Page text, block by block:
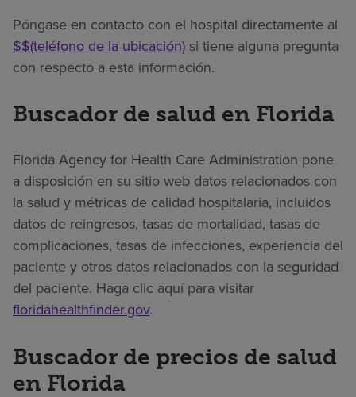
Póngase en contacto con el hospital directamente al
$$(teléfono de la ubicación) si tiene alguna pregunta
con respecto a esta información.
Buscador de salud en Florida
Florida Agency for Health Care Administration pone
a disposición en su sitio web datos relacionados con
la salud y métricas de calidad hospitalaria, incluidos
datos de reingresos, tasas de mortalidad, tasas de
complicaciones, tasas de infecciones, experiencia del
paciente y otros datos relacionados con la seguridad
del paciente. Haga clic aquí para visitar
floridahealthfinder.gov.
Buscador de precios de salud
en Florida